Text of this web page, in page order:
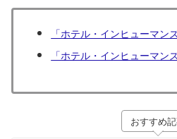
「ホテル・インヒューマン
「ホテル・インヒューマン
おすすめ